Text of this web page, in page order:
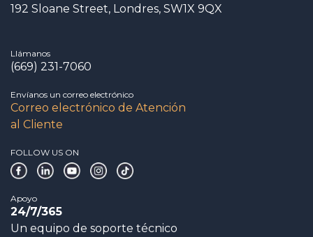
192 Sloane Street, Londres, SW1X 9QX
Llámanos
(669) 231-7060
Envíanos un correo electrónico
Correo electrónico de Atención
al Cliente
FOLLOW US ON
Apoyo
24/7/365
Un equipo de soporte técnico